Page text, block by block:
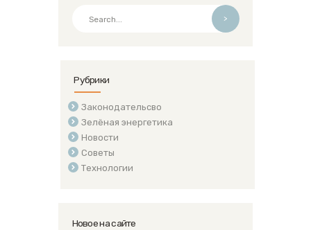
>
Рубрики
Законодательсво
Зелёная энергетика
Новости
Советы
Технологии
Новое на сайте